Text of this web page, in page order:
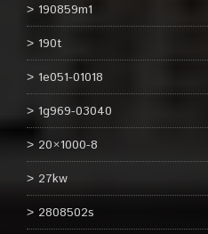
190859m1
190t
1e051-01018
1g969-03040
20×1000-8
27kw
2808502s